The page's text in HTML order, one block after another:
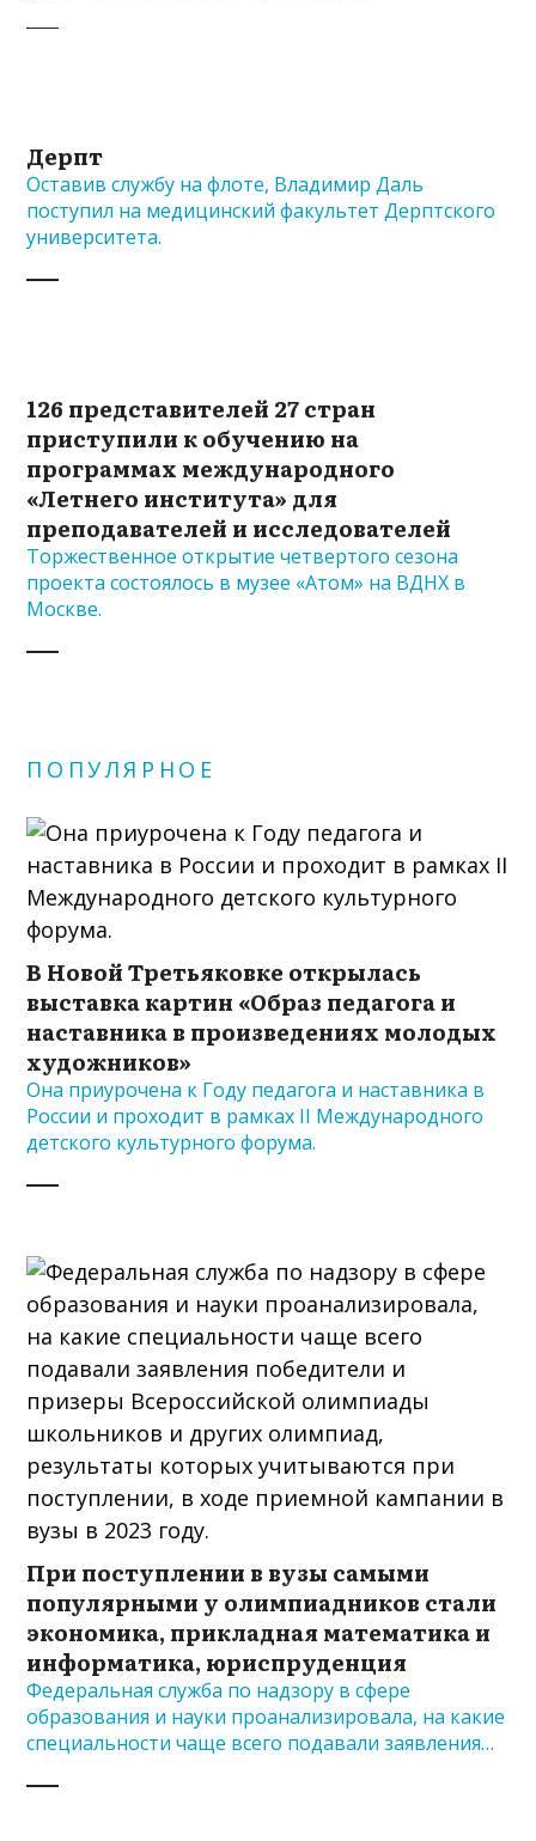
Дерпт
Оставив службу на флоте, Владимир Даль
поступил на медицинский факультет Дерптского
университета.
126 представителей 27 стран
приступили к обучению на
программах международного
«Летнего института» для
преподавателей и исследователей
Торжественное открытие четвертого сезона
проекта состоялось в музее «Атом» на ВДНХ в
Москве.
ПОПУЛЯРНОЕ
В Новой Третьяковке открылась
выставка картин «Образ педагога и
наставника в произведениях молодых
художников»
Она приурочена к Году педагога и наставника в
России и проходит в рамках II Международного
детского культурного форума.
При поступлении в вузы самыми
популярными у олимпиадников стали
экономика, прикладная математика и
информатика, юриспруденция
Федеральная служба по надзору в сфере
образования и науки проанализировала, на какие
специальности чаще всего подавали заявления…